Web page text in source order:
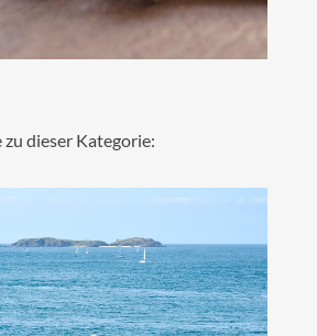
dieser Kategorie: